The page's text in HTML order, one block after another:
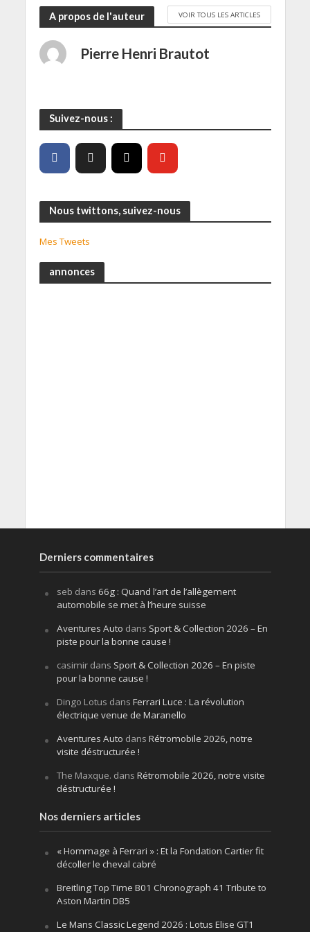
A propos de l'auteur VOIR TOUS LES ARTICLES
Pierre Henri Brautot
Suivez-nous :
Nous twittons, suivez-nous
Mes Tweets
annonces
Derniers commentaires
seb dans 66g : Quand l’art de l’allègement
automobile se met à l’heure suisse
Aventures Auto dans Sport & Collection 2026 – En
piste pour la bonne cause !
casimirdans Sport & Collection 2026 – En piste
pour la bonne cause !
Dingo Lotus dans Ferrari Luce : La révolution
électrique venue de Maranello
Aventures Auto dans Rétromobile 2026, notre
visite déstructurée !
The Maxque. dans Rétromobile 2026, notre visite
déstructurée !
Nos derniers articles
« Hommage à Ferrari » : Et la Fondation Cartier fit
décoller le cheval cabré
Breitling Top Time B01 Chronograph 41 Tribute to
Aston Martin DB5
Le Mans Classic Legend 2026 : Lotus Elise GT1